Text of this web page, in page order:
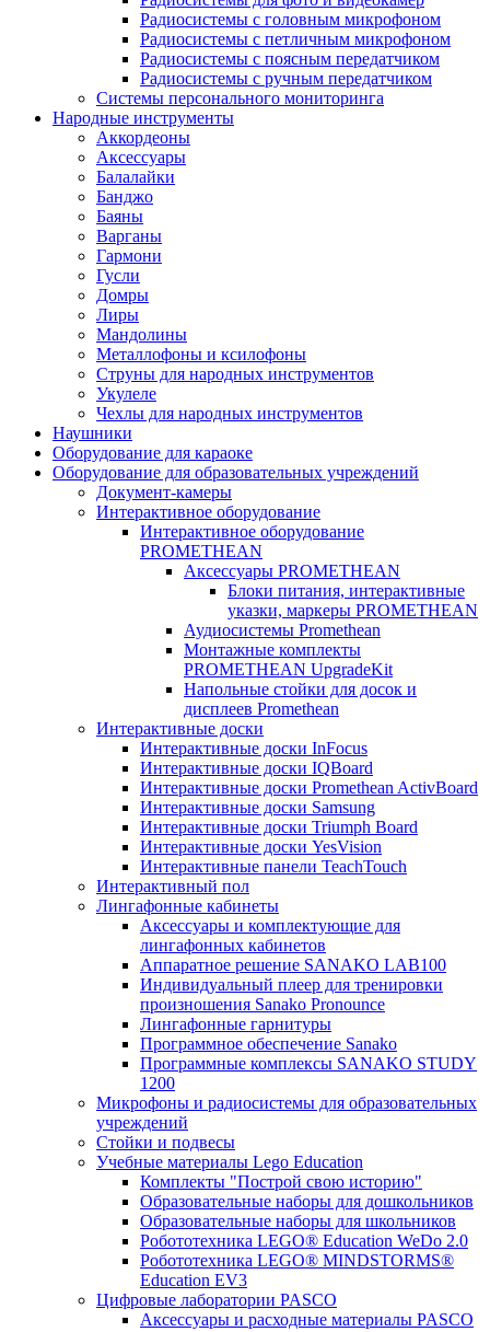
Радиосистемы с головным микрофоном
Радиосистемы с петличным микрофоном
Радиосистемы с поясным передатчиком
Радиосистемы с ручным передатчиком
Системы персонального мониторинга
Народные инструменты
Аккордеоны
Аксессуары
Балалайки
Банджо
Баяны
Варганы
Гармони
Гусли
Домры
Лиры
Мандолины
Металлофоны и ксилофоны
Струны для народных инструментов
Укулеле
Чехлы для народных инструментов
Наушники
Оборудование для караоке
Оборудование для образовательных учреждений
Документ-камеры
Интерактивное оборудование
Интерактивное оборудование
PROMETHEAN
Аксессуары PROMETHEAN
Блоки питания, интерактивные
указки, маркеры PROMETHEAN
Аудиосистемы Promethean
Монтажные комплекты
PROMETHEAN UpgradeKit
Напольные стойки для досок и
дисплеев Promethean
Интерактивные доски
Интерактивные доски InFocus
Интерактивные доски IQBoard
Интерактивные доски Promethean ActivBoard
Интерактивные доски Samsung
Интерактивные доски Triumph Board
Интерактивные доски YesVision
Интерактивные панели TeachTouch
Интерактивный пол
Лингафонные кабинеты
Аксессуары и комплектующие для
лингафонных кабинетов
Аппаратное решение SANAKO LAB100
Индивидуальный плеер для тренировки
произношения Sanako Pronounce
Лингафонные гарнитуры
Программное обеспечение Sanako
Программные комплексы SANAKO STUDY
1200
Микрофоны и радиосистемы для образовательных
учреждений
Стойки и подвесы
Учебные материалы Lego Education
Комплекты "Построй свою историю"
Образовательные наборы для дошкольников
Образовательные наборы для школьников
Робототехника LEGO® Education WeDo 2.0
Робототехника LEGO® MINDSTORMS®
Education EV3
Цифровые лаборатории PASCO
Аксессуары и расходные материалы PASCO